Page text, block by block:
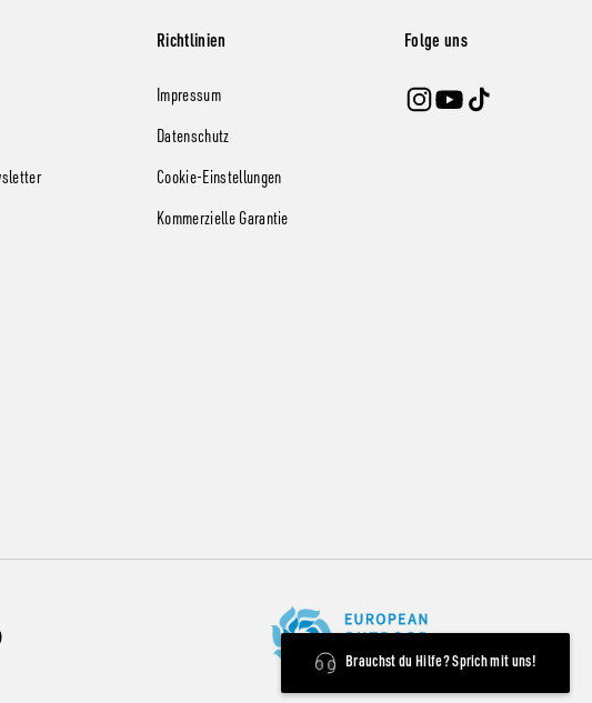
Brauchst du Hilfe? Sprich mit uns!
Richtlinien
Impressum
Datenschutz
Cookie-Einstellungen
Kommerzielle Garantie
Folge uns